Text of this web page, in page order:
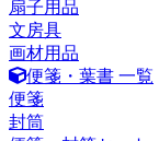
扇子用品
文房具
画材用品
便箋・葉書 一覧
便箋
封筒